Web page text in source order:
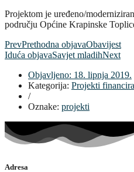
Projektom je uređeno/
području Općine Krapinske
PrevPrethodna objavaObavijest
Iduća objavaSavjet mladihNext
Objavljeno: 18. lipnja 2019.
Kategorija: Projekti
/
Oznake: projekti
Adresa